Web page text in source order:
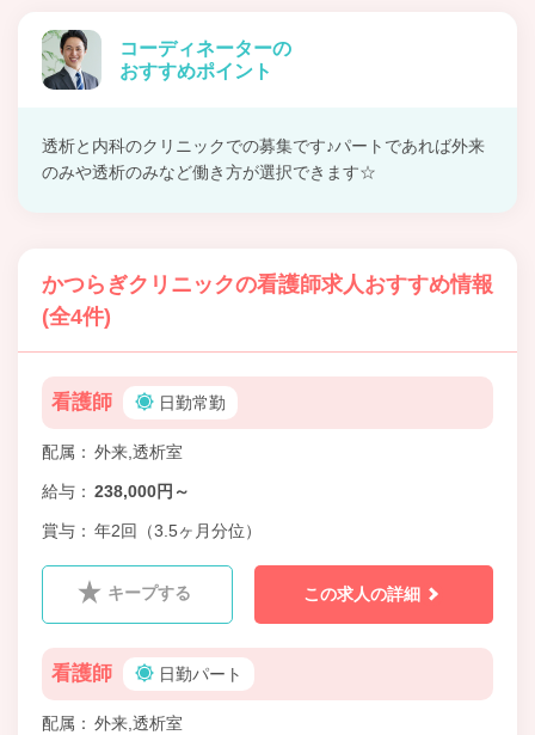
コーディネーターの
おすすめポイント
透析と内科のクリニックでの募集です♪パートであれば外来
のみや透析のみなど働き方が選択できます☆
かつらぎクリニックの看護師求人おすすめ情報
(全4件)
看護師 日勤常勤
配属 外来,透析室
給与 238,000円～
賞与 年2回（3.5ヶ月分位）
キープする この求人の詳細
看護師 日勤パート
配属 外来,透析室